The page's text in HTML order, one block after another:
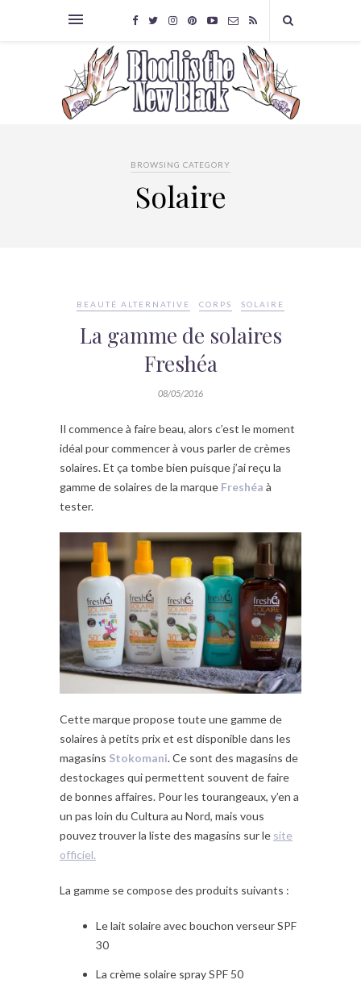
BROWSING CATEGORY
Solaire
BEAUTÉ ALTERNATIVE CORPS SOLAIRE
La gamme de solaires
Freshéa
08/05/2016
Il commence à faire beau, alors c’est le moment
idéal pour commencer à vous parler de crèmes
solaires. Et ça tombe bien puisque j’ai reçu la
gamme de solaires de la marque Freshéa à
tester.
Cette marque propose toute une gamme de
solaires à petits prix et est disponible dans les
magasins Stokomani. Ce sont des magasins de
destockages qui permettent souvent de faire
de bonnes affaires. Pour les tourangeaux, y’en a
un pas loin du Cultura au Nord, mais vous
pouvez trouver la liste des magasins sur le site
officiel.
La gamme se compose des produits suivants :
Le lait solaire avec bouchon verseur SPF
30
La crème solaire spray SPF 50